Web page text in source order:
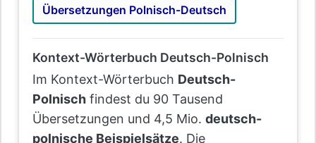
Übersetzungen Polnisch-Deutsch
Kontext-Wörterbuch Deutsch-Polnisch
Im Kontext-Wörterbuch Deutsch-
Polnisch findest du 90 Tausend
Übersetzungen und 4,5 Mio. deutsch-
polnische Beispielsätze. Die